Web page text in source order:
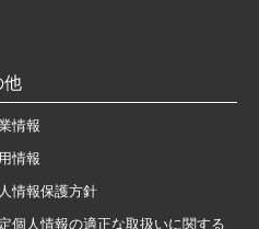
他
情報
情報
情報保護方針
個人情報の適正な取扱いに関する